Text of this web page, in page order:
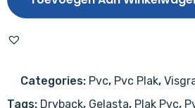
Mystiq
2000
Oak
Categories: Pvc, Pvc Plak,
Tags: Dryback, Gelasta, Plak Pvc,